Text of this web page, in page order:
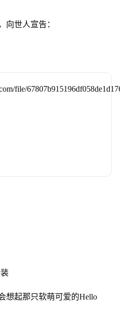
向世人宣告：
想起那只软萌可爱的Hello